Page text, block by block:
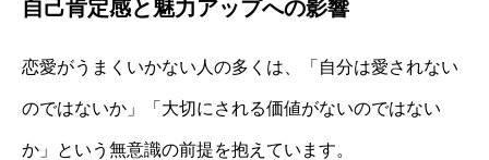
自己肯定感と魅力アップへの影響
恋愛がうまくいかない人の多くは、「自分は愛されない
のではないか」「大切にされる価値がないのではない
か」という無意識の前提を抱えています。